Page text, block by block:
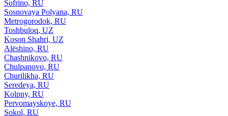
Sofrino, RU
Sosnovaya Polyana, RU
Metrogorodok, RU
Toshbuloq, UZ
Koson Shahri, UZ
Alëshino, RU
Chashnikovo, RU
Chulpanovo, RU
Churilikha, RU
Seredeya, RU
Kolpny, RU
Pervomayskoye, RU
Sokol, RU